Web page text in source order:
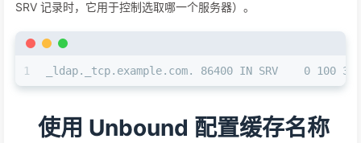
SRV 记录时，它用于控制选取哪一个服务器）。
1 _ldap._tcp.example.com. 86400 IN SRV    0 100
使用 Unbound 配置缓存名称